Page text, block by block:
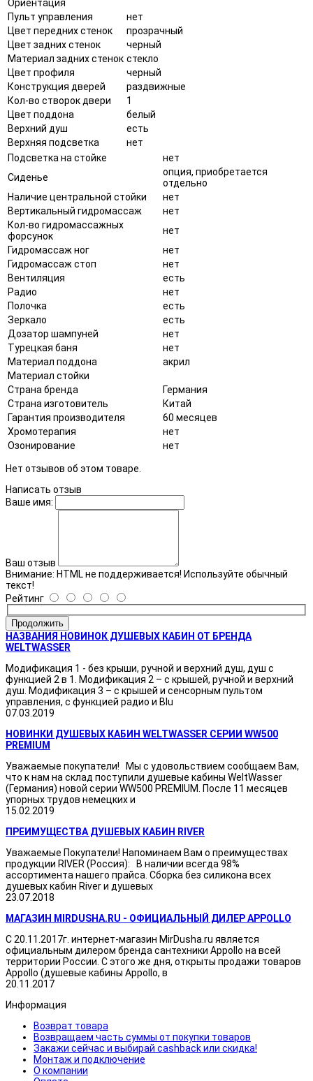
Ориентация
Пульт управления
нет
Цвет передних стенок
прозрачный
Цвет задних стенок
черный
Материал задних стенок стекло
Цвет профиля
черный
Конструкция дверей
раздвижные
Кол-во створок двери
1
Цвет поддона
белый
Верхний душ
есть
Верхняя подсветка
нет
Подсветка на стойке
нет
Сиденье
опция, приобретается
отдельно
Наличие центральной стойки
нет
Вертикальный гидромассаж
нет
Кол-во гидромассажных
форсунок
нет
Гидромассаж ног
нет
Гидромассаж стоп
нет
Вентиляция
есть
Радио
нет
Полочка
есть
Зеркало
есть
Дозатор шампуней
нет
Турецкая баня
нет
Материал поддона
акрил
Материал стойки
Страна бренда
Германия
Страна изготовитель
Китай
Гарантия производителя
60 месяцев
Хромотерапия
нет
Озонирование
нет
Нет отзывов об этом товаре.
Написать отзыв
Ваше имя:
Ваш отзыв
Внимание: HTML не поддерживается! Используйте обычный
текст!
Рейтинг
Продолжить
НАЗВАНИЯ НОВИНОК ДУШЕВЫХ КАБИН ОТ БРЕНДА
WELTWASSER
Модификация 1 - без крыши, ручной и верхний душ, душ с
функцией 2 в 1. Модификация 2 – с крышей, ручной и верхний
душ. Модификация 3 – с крышей и сенсорным пультом
управления, с функцией радио и Blu
07.03.2019
НОВИНКИ ДУШЕВЫХ КАБИН WELTWASSER СЕРИИ WW500
PREMIUM
Уважаемые покупатели! Мы с удовольствием сообщаем Вам,
что к нам на склад поступили душевые кабины WeltWasser
(Германия) новой серии WW500 PREMIUM. После 11 месяцев
упорных трудов немецких и
15.02.2019
ПРЕИМУЩЕСТВА ДУШЕВЫХ КАБИН RIVER
Уважаемые Покупатели! Напоминаем Вам о преимуществах
продукции RIVER (Россия): В наличии всегда 98%
ассортимента нашего прайса. Сборка без силикона всех
душевых кабин River и душевых
23.07.2018
МАГАЗИН MIRDUSHA.RU - ОФИЦИАЛЬНЫЙ ДИЛЕР APPOLLO
С 20.11.2017г. интернет-магазин MirDusha.ru является
официальным дилером бренда сантехники Appollo на всей
территории России. С этого же дня, открыты продажи товаров
Appollo (душевые кабины Appollo, в
20.11.2017
Информация
Возврат товара
Возвращаем часть суммы от покупки товаров
Закажи сейчас и выбирай cashback или скидка!
Монтаж и подключение
О компании